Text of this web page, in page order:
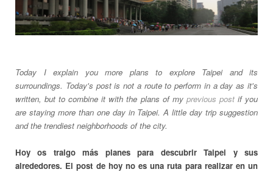
Today I explain you more plans to explore Taipei and its
surroundings. Today's post is not a route to perform in a day as it's
written, but to combine it with the plans of my previous post if you
are staying more than one day in Taipei. A little day trip suggestion
and the trendiest neighborhoods of the city.
Hoy os traigo más planes para descubrir Taipei y sus
alrededores. El post de hoy no es una ruta para realizar en un